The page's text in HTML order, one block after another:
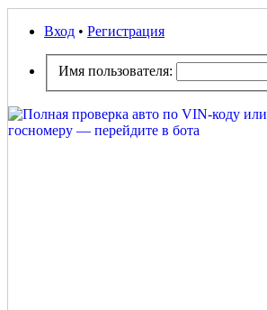
Вход • Регистрация
Имя пользователя: